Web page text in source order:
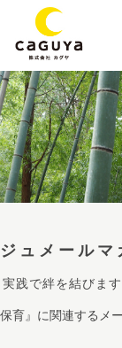
ュメールマ
践で絆を結びます
育』に関連するメ